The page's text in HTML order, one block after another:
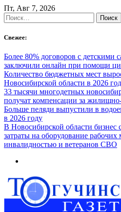
Skip
to
content
Пт, Авг 7, 2026
Найти:
Свежее:
Более 80% договоров с детскими
заключили онлайн при помощи
Количество бюджетных мест
Новосибирской области в 2026
33 тысячи многодетных
получат компенсации за
Больше пеляди выпустили в
в 2026 году
В Новосибирской области бизнес
затраты на оборудование рабочих
инвалидностью и ветеранов СВО